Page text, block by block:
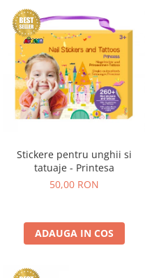
Stickere pentru unghii si
tatuaje - Printesa
50,00 RON
ADAUGA IN COS